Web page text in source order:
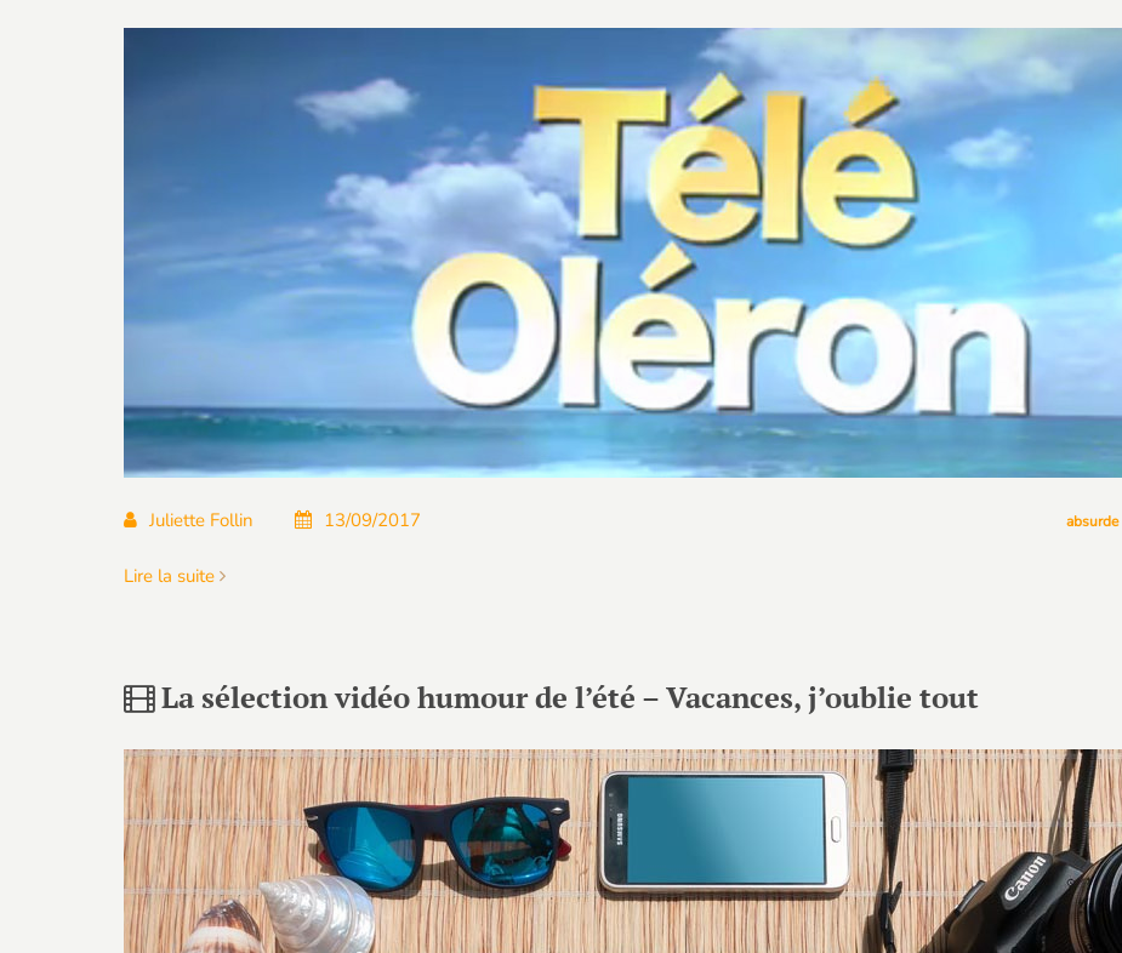
Juliette Follin 13/09/2017 absurde
Lire la suite
La sélection vidéo humour de l’été – Vacances, j’oublie tout